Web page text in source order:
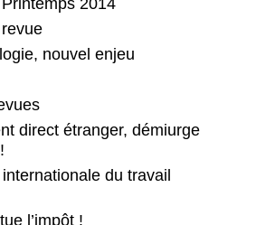
nouvel enjeu
: pourquoi,
?
: bonne ou
?
une « prospérité sans
interface entre le
de transport,
imposés » ?
au Brésil : « un tigre en
dents atomiques » ?
d’éducation populaire et
dictature
direct étranger, démiurge
du travail
l’impôt !